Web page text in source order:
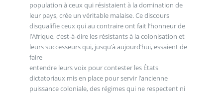
population à ceux qui résistaient à la domination de
leur pays, crée un véritable malaise. Ce discours
disqualifie ceux qui au contraire ont fait l’honneur de
l’Afrique, c’est-à-dire les résistants à la colonisation et
leurs successeurs qui, jusqu’à aujourd’hui, essaient de
faire
entendre leurs voix pour contester les États
dictatoriaux mis en place pour servir l’ancienne
puissance coloniale, des régimes qui ne respectent ni